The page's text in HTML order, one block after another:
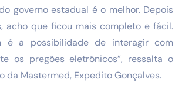
governo estadual é o melhor. Depois
acho que ficou mais completo e fácil.
é a possibilidade de interagir com
os pregões eletrônicos”, ressalta o
da Mastermed, Expedito Gonçalves.